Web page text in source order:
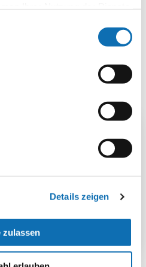
Details zeigen
zulassen
zur Verfügung.
nun alle drei
(IKI) – wieder in